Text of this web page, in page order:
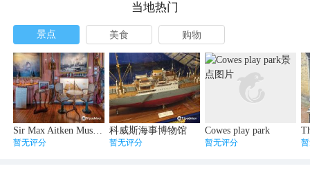
当地热门
景点 美食 购物
暂无评分
科威斯海事博物馆
暂无评分
Cowes play park
暂无评分